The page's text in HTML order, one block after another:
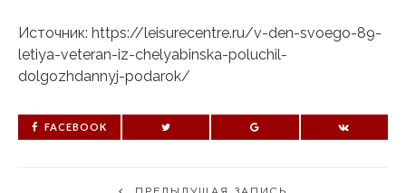
Источник: https://leisurecentre.ru/v-den-svoego-89-
letiya-veteran-iz-chelyabinska-poluchil-
dolgozhdannyj-podarok/
FACEBOOK